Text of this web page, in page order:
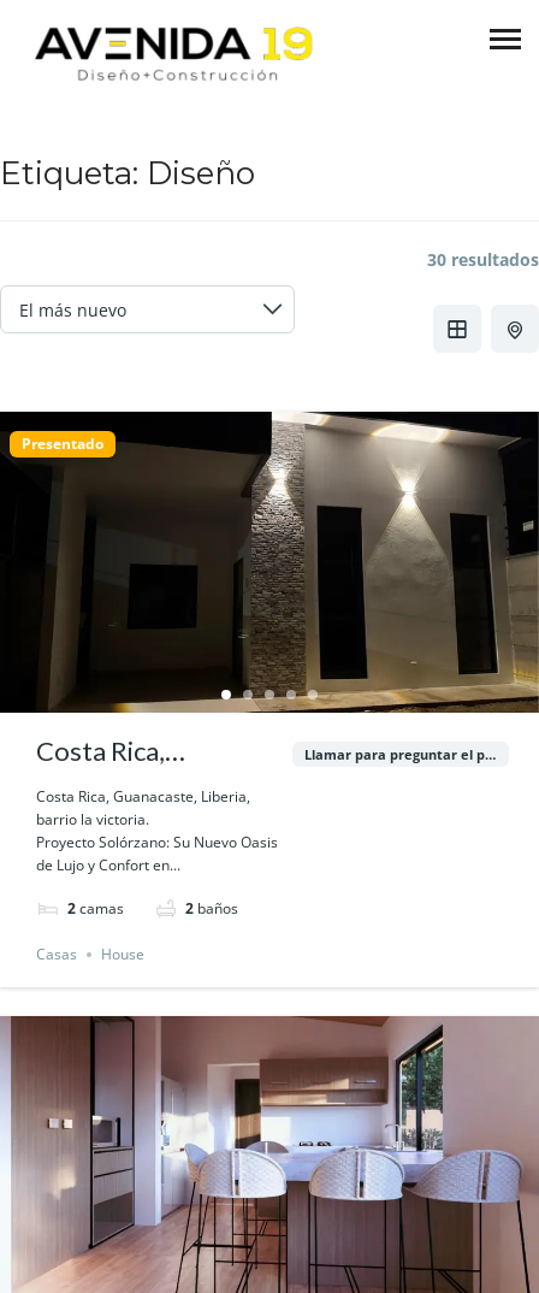
Etiqueta: Diseño
30 resultados
Presentado
Costa Rica,
Guanacaste, Liberia,
barrio la victoria.
Costa Rica, Guanacaste, Liberia,
barrio la victoria.
Proyecto Solórzano: Su Nuevo Oasis
de Lujo y Confort en...
2camas 2 baños
Llamar para preguntar el precio
Casas House